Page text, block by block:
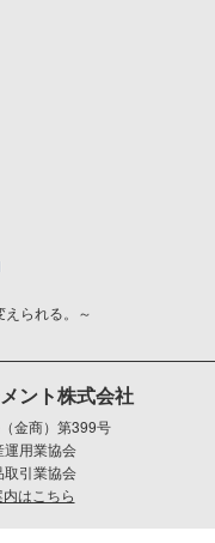
られる。～
ント株式会社
金商）第399号
運用業協会
取引業協会
はこちら